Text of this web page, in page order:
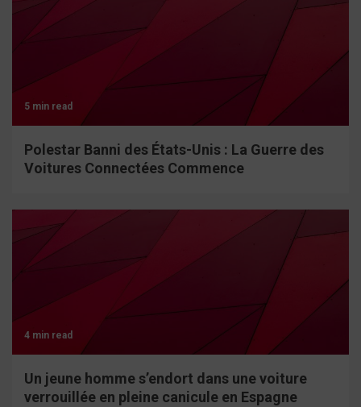
5 min read
Polestar Banni des États-Unis : La Guerre des
Voitures Connectées Commence
4 min read
Un jeune homme s’endort dans une voiture
verrouillée en pleine canicule en Espagne